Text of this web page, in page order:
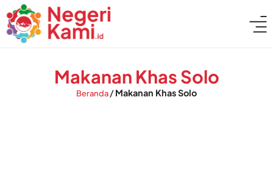
Makanan Khas Solo
Beranda/Makanan Khas Solo